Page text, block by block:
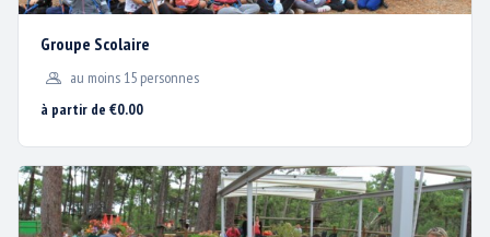
1200 avenue de la Plage
Groupe Scolaire
au moins 15 personnes
à partir de €0.00